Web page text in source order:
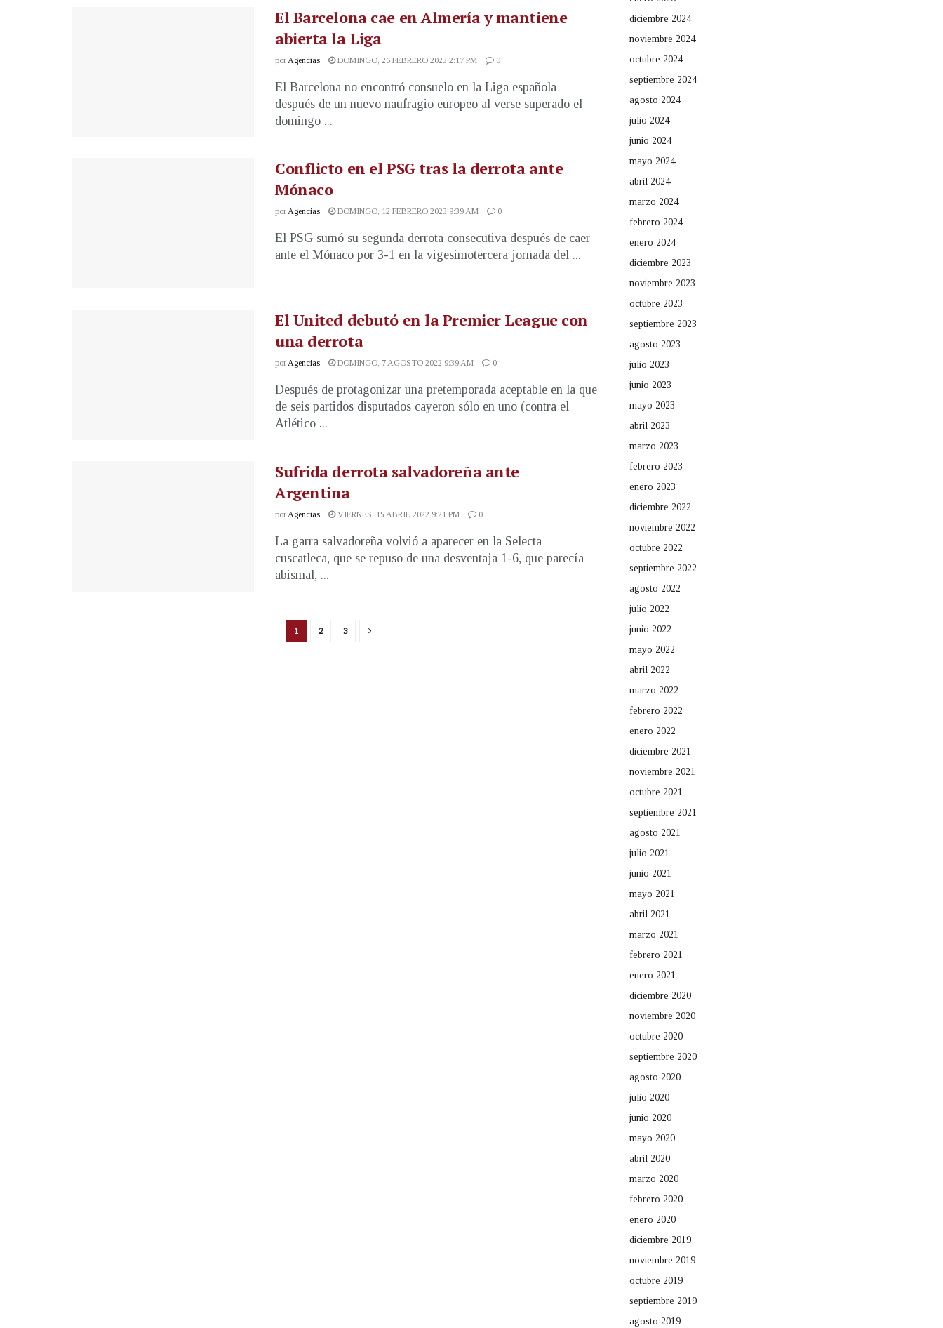
El Barcelona cae en Almería y mantiene
abierta la Liga
por Agencias DOMINGO, 26 FEBRERO 2023 2:17 PM 0
El Barcelona no encontró consuelo en la Liga española
después de un nuevo naufragio europeo al verse superado el
domingo ...
Conflicto en el PSG tras la derrota ante
Mónaco
porAgencias DOMINGO, 12 FEBRERO 2023 9:39 AM 0
El PSG sumó su segunda derrota consecutiva después de caer
ante el Mónaco por 3-1 en la vigesimotercera jornada del ...
El United debutó en la Premier League con
una derrota
porAgencias DOMINGO, 7 AGOSTO 2022 9:39 AM 0
Después de protagonizar una pretemporada aceptable en la que
de seis partidos disputados cayeron sólo en uno (contra el
Atlético ...
Sufrida derrota salvadoreña ante
Argentina
porAgencias VIERNES, 15 ABRIL 2022 9:21 PM 0
La garra salvadoreña volvió a aparecer en la Selecta
cuscatleca, que se repuso de una desventaja 1-6, que parecía
abismal, ...
1 2 3
diciembre 2024
noviembre 2024
octubre 2024
septiembre 2024
agosto 2024
julio 2024
junio 2024
mayo 2024
abril 2024
marzo 2024
febrero 2024
enero 2024
diciembre 2023
noviembre 2023
octubre 2023
septiembre 2023
agosto 2023
julio 2023
junio 2023
mayo 2023
abril 2023
marzo 2023
febrero 2023
enero 2023
diciembre 2022
noviembre 2022
octubre 2022
septiembre 2022
agosto 2022
julio 2022
junio 2022
mayo 2022
abril 2022
marzo 2022
febrero 2022
enero 2022
diciembre 2021
noviembre 2021
octubre 2021
septiembre 2021
agosto 2021
julio 2021
junio 2021
mayo 2021
abril 2021
marzo 2021
febrero 2021
enero 2021
diciembre 2020
noviembre 2020
octubre 2020
septiembre 2020
agosto 2020
julio 2020
junio 2020
mayo 2020
abril 2020
marzo 2020
febrero 2020
enero 2020
diciembre 2019
noviembre 2019
octubre 2019
septiembre 2019
agosto 2019